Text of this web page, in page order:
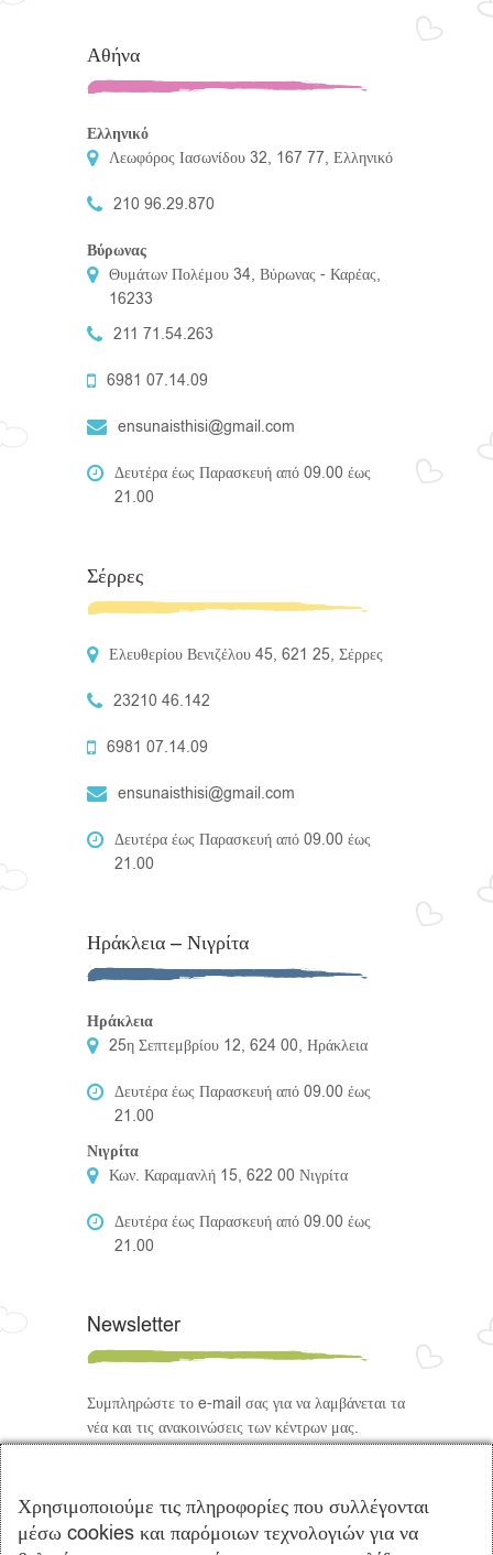
Αθήνα
Ελληνικό
Λεωφόρος Ιασωνίδου 32, 167 77, Ελληνικό
210 96.29.870
Βύρωνας
Θυμάτων Πολέμου 34, Βύρωνας - Καρέας,
16233
211 71.54.263
6981 07.14.09
ensunaisthisi@gmail.com
Δευτέρα έως Παρασκευή από 09.00 έως
21.00
Σέρρες
Ελευθερίου Βενιζέλου 45, 621 25, Σέρρες
23210 46.142
6981 07.14.09
ensunaisthisi@gmail.com
Δευτέρα έως Παρασκευή από 09.00 έως
21.00
Ηράκλεια – Νιγρίτα
Ηράκλεια
25η Σεπτεμβρίου 12, 624 00, Ηράκλεια
Δευτέρα έως Παρασκευή από 09.00 έως
21.00
Νιγρίτα
Κων. Καραμανλή 15, 622 00 Νιγρίτα
Δευτέρα έως Παρασκευή από 09.00 έως
21.00
Newsletter
Συμπληρώστε το e-mail σας για να λαμβάνεται τα
νέα και τις ανακοινώσεις των κέντρων μας.
Χρησιμοποιούμε τις πληροφορίες που συλλέγονται
μέσω cookies και παρόμοιων τεχνολογιών για να